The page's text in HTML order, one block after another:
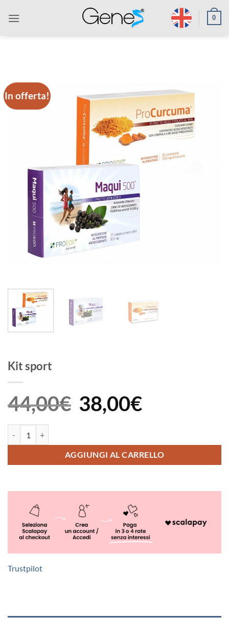
0
In offerta!
Kit sport
44,00€
Il
prezzo
originale
38,00€Il
AGGIUNGI AL CARRELLO
Trustpilot